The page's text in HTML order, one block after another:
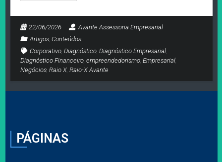
22/06/2026
Avante Assessoria Empresarial
Artigos, Conteúdos
Corporativo, Diagnóstico, Diagnóstico Empresarial,
Diagnóstico Financeiro, empreendedorismo, Empresarial,
Negócios, Raio X, Raio-X Avante
PÁGINAS